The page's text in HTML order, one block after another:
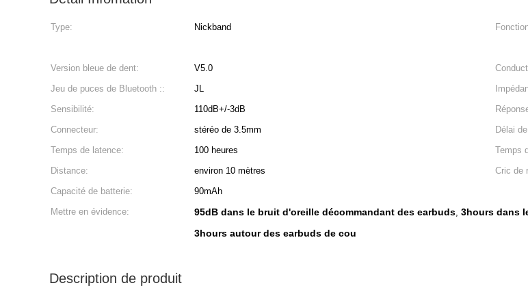
Type: Nickband
Version bleue de dent:
V5.0
Jeu de puces de Bluetooth ::
JL
Sensibilité:
110dB+/-3dB
Connecteur:
stéréo de 3.5mm Délai
Temps de latence:
100 heures Temps
Distance:
environ 10 mètres Cric de
Capacité de batterie:
90mAh
Mettre en évidence:
95dB dans le bruit d'oreille décommandant des earbuds, 3hours dans
3hours autour des earbuds de cou
Description de produit